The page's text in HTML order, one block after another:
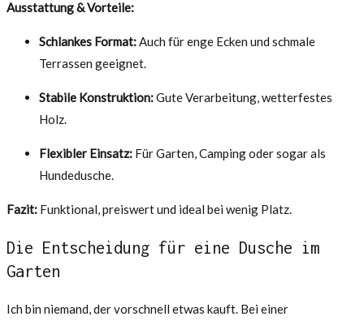
Ausstattung & Vorteile:
Schlankes Format:Auch für enge Ecken und schmale
Terrassen geeignet.
Stabile Konstruktion:Gute Verarbeitung, wetterfestes
Holz.
Flexibler Einsatz: Für Garten, Camping oder sogar als
Hundedusche.
Fazit: Funktional, preiswert und ideal bei wenig Platz.
Die Entscheidung für eine Dusche im
Garten
Ich bin niemand, der vorschnell etwas kauft. Bei einer